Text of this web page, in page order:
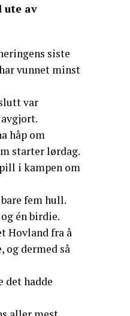
ute av
siste
vunnet minst
var
håp om
starter lørdag.
i kampen om
fem hull.
én birdie.
Hovland fra å
og dermed så
det hadde